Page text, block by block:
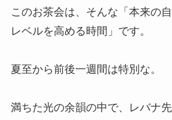
このお茶会は、そんな「本来の
レベルを高める時間」です。
夏至から前後一週間は特別な。
満ちた光の余韻の中で、レバナ